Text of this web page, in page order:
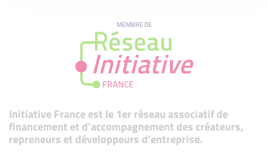
MEMBRE DE
Initiative France est le 1er réseau associatif de
financement et d’accompagnement des créateurs,
repreneurs et développeurs d’entreprise.